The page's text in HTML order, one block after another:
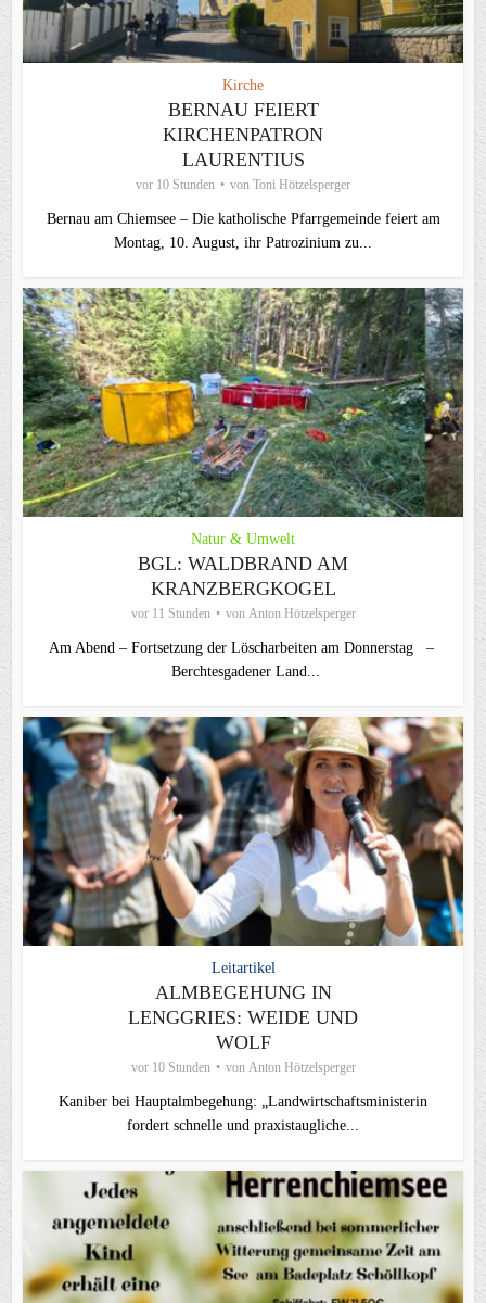
Kirche
BERNAU FEIERT
KIRCHENPATRON
LAURENTIUS
vor 10 Stunden von Toni Hötzelsperger
Bernau am Chiemsee – Die katholische Pfarrgemeinde feiert am
Montag, 10. August, ihr Patrozinium zu...
Natur & Umwelt
BGL: WALDBRAND AM
KRANZBERGKOGEL
vor 11 Stunden von Anton Hötzelsperger
Am Abend – Fortsetzung der Löscharbeiten am Donnerstag –
Berchtesgadener Land...
Leitartikel
ALMBEGEHUNG IN
LENGGRIES: WEIDE UND
WOLF
vor 10 Stunden von Anton Hötzelsperger
Kaniber bei Hauptalmbegehung: „Landwirtschaftsministerin
fordert schnelle und praxistaugliche...